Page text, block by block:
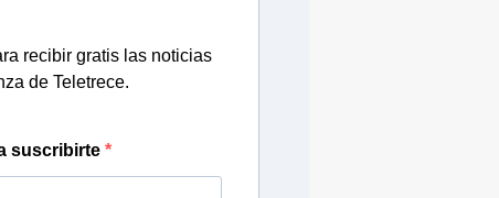
recibir gratis las noticias
de Teletrece.
suscribirte